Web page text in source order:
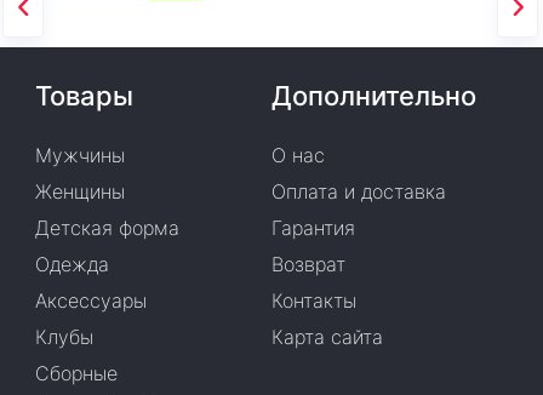
Товары
Мужчины
Женщины
Детская форма
Одежда
Аксессуары
Клубы
Сборные
Дополнительно
О нас
Оплата и доставка
Гарантия
Возврат
Контакты
Карта сайта